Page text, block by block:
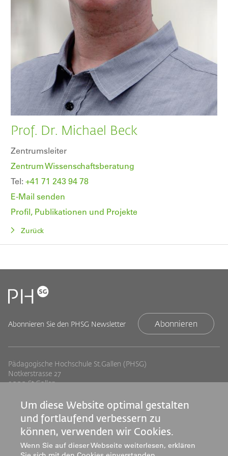
Prof. Dr. Michael Beck
Zentrumsleiter
Zentrum Wissenschaftsberatung
Tel: +41 71 243 94 78
E-Mail senden
Profil, Publikationen und Projekte
Zurück
Abonnieren Sie den PHSG Newsletter Abonnieren
Pädagogische Hochschule St.Gallen (PHSG)
Notkerstrasse 27
9000 St.Gallen
info@phsg.ch
Footer
Links
Standorte
Jobs
Medien
Footer
rechts
Studium
Weiterbildung
Forschung & Entwicklung
Um diese Website optimal gestalten
und fortlaufend verbessern zu
können, verwenden wir Cookies.
Wenn Sie auf dieser Webseite weiterlesen, erklären